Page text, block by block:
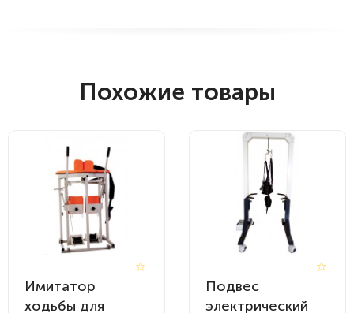
Похожие товары
Имитатор
ходьбы для
Подвес
электрический